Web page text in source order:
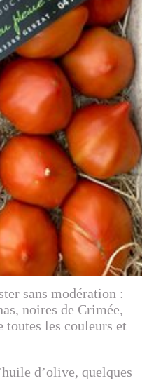
sans modération :
noires de Crimée,
les couleurs et
d’olive, quelques